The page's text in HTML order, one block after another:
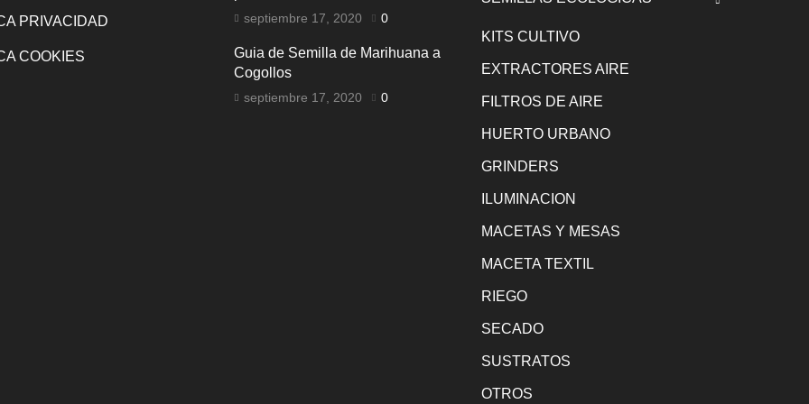
PRIVACIDAD
COOKIES
septiembre 17, 2020 0
Guia de Semilla de Marihuana a
Cogollos
septiembre 17, 2020 0
KITS CULTIVO
EXTRACTORES AIRE
FILTROS DE AIRE
HUERTO URBANO
GRINDERS
ILUMINACION
MACETAS Y MESAS
MACETA TEXTIL
RIEGO
SECADO
SUSTRATOS
OTROS